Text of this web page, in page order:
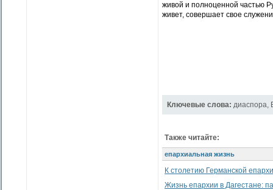
живой и полноценной частью
живет, совершает свое
Ключевые слова: диаспора,
Также читайте:
епархиальная жизнь
К столетию Германской
Жизнь епархии в Дагестане: